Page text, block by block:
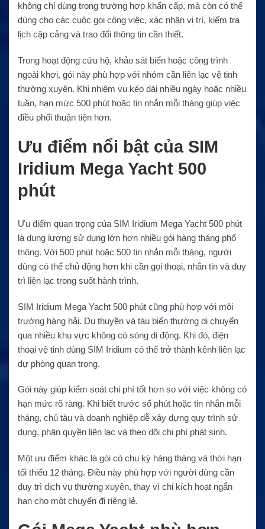
không chỉ dùng trong trường hợp khẩn cấp, mà còn có thể
dùng cho các cuộc gọi công việc, xác nhận vị trí, kiểm tra
lịch cập cảng và trao đổi thông tin cần thiết.
Trong hoạt động cứu hộ, khảo sát biển hoặc công trình
ngoài khơi, gói này phù hợp với nhóm cần liên lạc vệ tinh
thường xuyên. Khi nhiệm vụ kéo dài nhiều ngày hoặc nhiều
tuần, hạn mức 500 phút hoặc tin nhắn mỗi tháng giúp việc
điều phối thuận tiện hơn.
Ưu điểm nổi bật của SIM
Iridium Mega Yacht 500
phút
Ưu điểm quan trọng của SIM Iridium Mega Yacht 500 phút
là dung lượng sử dụng lớn hơn nhiều gói hàng tháng phổ
thông. Với 500 phút hoặc 500 tin nhắn mỗi tháng, người
dùng có thể chủ động hơn khi cần gọi thoại, nhắn tin và duy
trì liên lạc trong suốt hành trình.
SIM Iridium Mega Yacht 500 phút cũng phù hợp với môi
trường hàng hải. Du thuyền và tàu biển thường di chuyển
qua nhiều khu vực không có sóng di động. Khi đó, điện
thoại vệ tinh dùng SIM Iridium có thể trở thành kênh liên lạc
dự phòng quan trọng.
Gói này giúp kiểm soát chi phí tốt hơn so với việc không có
hạn mức rõ ràng. Khi biết trước số phút hoặc tin nhắn mỗi
tháng, chủ tàu và doanh nghiệp dễ xây dựng quy trình sử
dụng, phân quyền liên lạc và theo dõi chi phí phát sinh.
Một ưu điểm khác là gói có chu kỳ hàng tháng và thời hạn
tối thiểu 12 tháng. Điều này phù hợp với người dùng cần
duy trì dịch vụ thường xuyên, thay vì chỉ kích hoạt ngắn
hạn cho một chuyến đi riêng lẻ.